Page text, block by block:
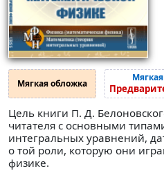
Мягкая обложка
Цель книги П. Д.
читателя с основными
интегральных уравнений,
о той роли, которую они
физике.